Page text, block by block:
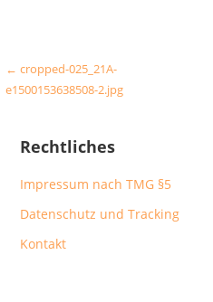
Beitragsnavigation
← cropped-025_21A-
e1500153638508-2.jpg
Rechtliches
Impressum nach TMG §5
Datenschutz und Tracking
Kontakt